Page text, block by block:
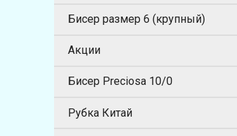
Бисер размер 6 (крупный)
Акции
Бисер Preciosa 10/0
Рубка Китай